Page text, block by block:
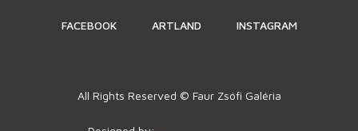
FACEBOOK ARTLAND INSTAGRAM
All Rights Reserved © Faur Zsófi Galéria